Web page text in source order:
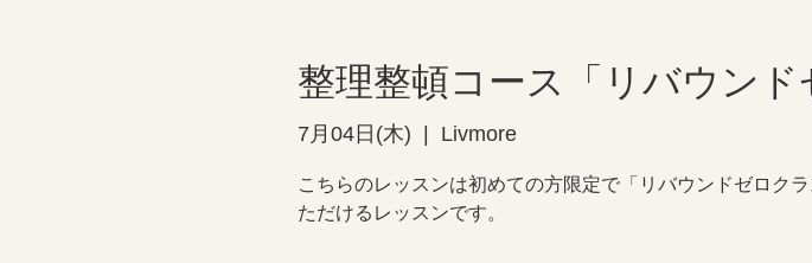
整理整頓コース「リバウン
7月04日(木)
  |
Livmore
こちらのレッスンは初めての方限定で「リバウンドゼロク
ただけるレッスンです。